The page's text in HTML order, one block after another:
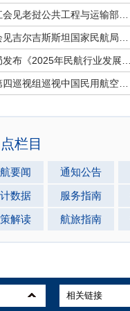
栏目
要闻 通知公告
数据
服务指南
解读
航旅指南